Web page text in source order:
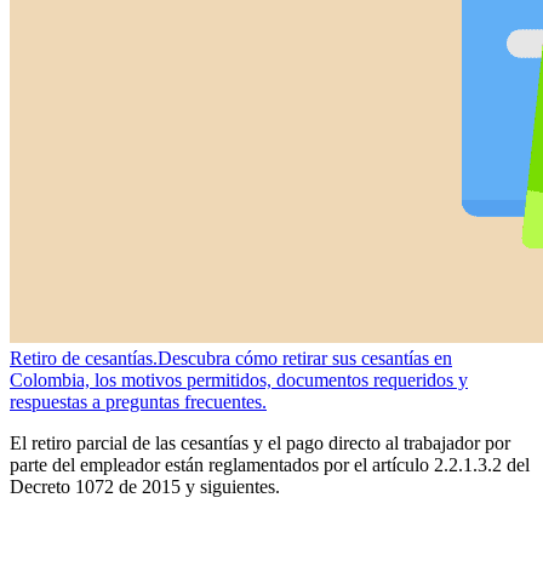
Retiro de cesantías.Descubra cómo retirar sus cesantías en
Colombia, los motivos permitidos, documentos requeridos y
respuestas a preguntas frecuentes.
El retiro parcial de las cesantías y el pago directo al trabajador por
parte del empleador están reglamentados por el artículo 2.2.1.3.2 del
Decreto 1072 de 2015 y siguientes.